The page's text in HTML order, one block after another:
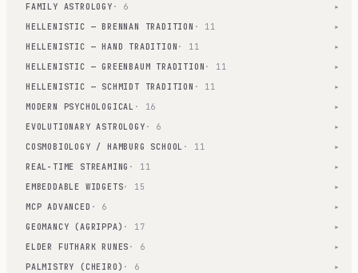
FAMILY ASTROLOGY · 6 ▾
HELLENISTIC — BRENNAN TRADITION · 11 ▾
HELLENISTIC — HAND TRADITION · 11 ▾
HELLENISTIC — GREENBAUM TRADITION · 11 ▾
HELLENISTIC — SCHMIDT TRADITION · 11 ▾
MODERN PSYCHOLOGICAL · 16 ▾
EVOLUTIONARY ASTROLOGY · 6 ▾
COSMOBIOLOGY / HAMBURG SCHOOL · 11 ▾
REAL-TIME STREAMING · 11 ▾
EMBEDDABLE WIDGETS· 15 ▾
MCP ADVANCED · 6 ▾
GEOMANCY (AGRIPPA) · 17 ▾
ELDER FUTHARK RUNES · 6 ▾
PALMISTRY (CHEIRO) · 6 ▾